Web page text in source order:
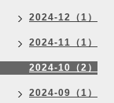
2024-12（1）
2024-11（1）
2024-10（2）
2024-09（1）